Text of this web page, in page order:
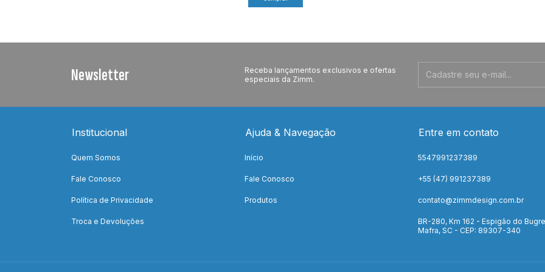
Newsletter
Receba lançamentos exclusivos e ofertas
especiais da Zimm.
Institucional
Quem Somos
Fale Conosco
Política de Privacidade
Troca e Devoluções
Ajuda & Navegação
Início
Fale Conosco
Produtos
Entre em contato
5547991237389
+55 (47) 991237389
contato@zimmdesign.com.br
BR-280, Km 162 - Espigão do
Mafra, SC - CEP: 89307-340